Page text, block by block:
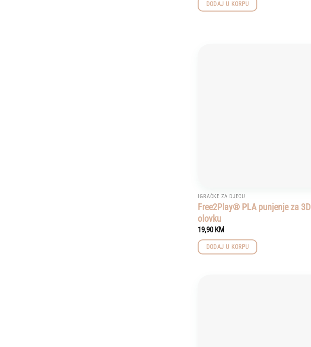
DODAJ U KORPU
IGRAČKE ZA DJECU
Free2Play® PLA punjenje za 3D
olovku
19,90KM
DODAJ U KORPU